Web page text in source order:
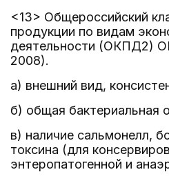
<13> Общероссийский
продукции по видам
деятельности (ОКПД2)
2008).
а) внешний вид,
б) общая бактериальная
в) наличие сальмонелл,
токсина (для
энтеропатогенной и